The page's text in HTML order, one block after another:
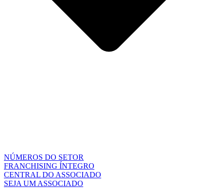
NÚMEROS DO SETOR
FRANCHISING ÍNTEGRO
CENTRAL DO ASSOCIADO
SEJA UM ASSOCIADO